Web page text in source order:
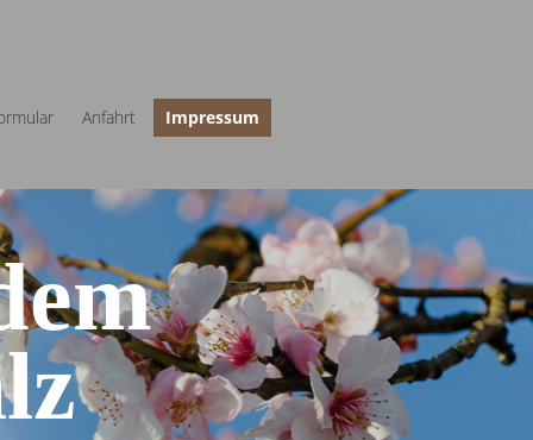
Anfahrt Impressum